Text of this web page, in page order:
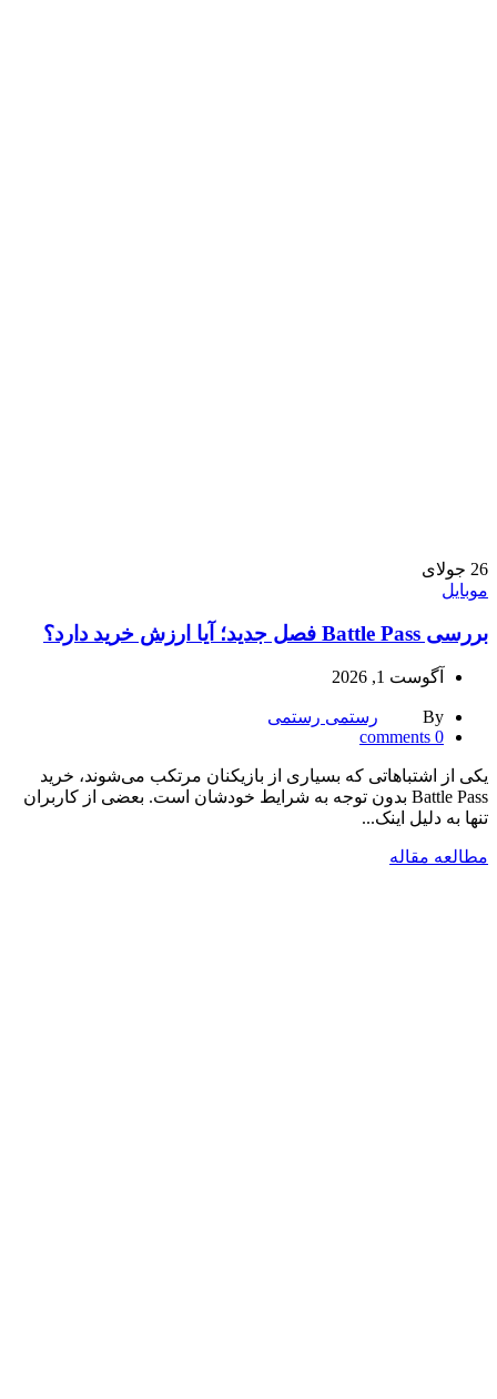
26 جولای
موبایل
بررسی Battle Pass فصل جدید؛ آیا ارزش خرید دارد؟
آگوست 1, 2026
By
رستمی رستمی
0
comments
یکی از اشتباهاتی که بسیاری از بازیکنان مرتکب می‌شوند، خرید
Battle Pass بدون توجه به شرایط خودشان است. بعضی از کاربران
تنها به دلیل اینک...
مطالعه مقاله